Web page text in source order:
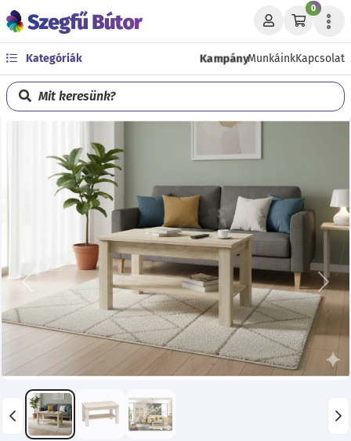
0
Kategóriák KampányMunkáinkKapcsolat
Mit keresünk?